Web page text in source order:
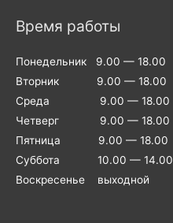
Время работы
Понедельник 9.00 — 18.00
Вторник 9.00 — 18.00
Среда 9.00 — 18.00
Четверг 9.00 — 18.00
Пятница 9.00 — 18.00
Суббота 10.00 — 14.00
Воскресенье выходной